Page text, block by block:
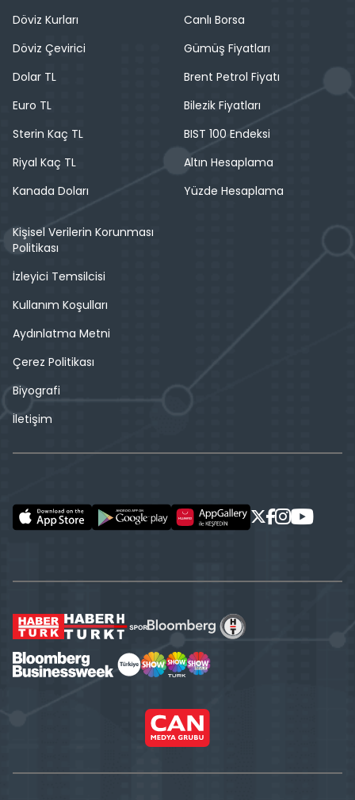
Döviz Kurları
Döviz Çevirici
Dolar TL
Euro TL
Sterin Kaç TL
Riyal Kaç TL
Kanada Doları
Canlı Borsa
Gümüş Fiyatları
Brent Petrol Fiyatı
Bilezik Fiyatları
BIST 100 Endeksi
Altın Hesaplama
Yüzde Hesaplama
Kişisel Verilerin Korunması
Politikası
İzleyici Temsilcisi
Kullanım Koşulları
Aydınlatma Metni
Çerez Politikası
Biyografi
İletişim